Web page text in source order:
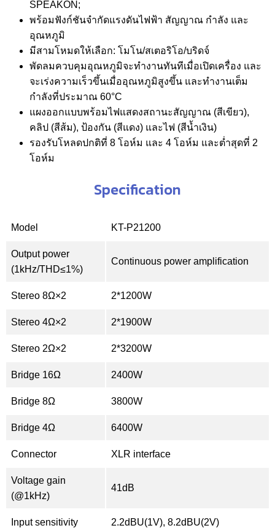
SPEAKON;
พร้อมฟังก์ชันจำกัดแรงดันไฟฟ้า สัญญาณ กำลัง และ
อุณหภูมิ
มีสามโหมดให้เลือก: โมโน/สเตอริโอ/บริดจ์
พัดลมควบคุมอุณหภูมิจะทำงานทันทีเมื่อเปิดเครื่อง และ
จะเร่งความเร็วขึ้นเมื่ออุณหภูมิสูงขึ้น และทำงานเต็ม
กำลังที่ประมาณ 60°C
แผงออกแบบพร้อมไฟแสดงสถานะสัญญาณ (สีเขียว),
คลิป (สีส้ม), ป้องกัน (สีแดง) และไฟ (สีน้ำเงิน)
รองรับโหลดปกติที่ 8 โอห์ม และ 4 โอห์ม และต่ำสุดที่ 2
โอห์ม
Specification
Model KT-P21200
Output power
(1kHz/THD≤1%)
Continuous power amplification
Stereo 8Ω×2 2*1200W
Stereo 4Ω×2 2*1900W
Stereo 2Ω×2 2*3200W
Bridge 16Ω 2400W
Bridge 8Ω 3800W
Bridge 4Ω 6400W
Connector XLR interface
Voltage gain
(@1kHz)
41dB
Input sensitivity 2.2dBU(1V), 8.2dBU(2V)